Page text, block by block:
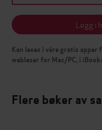
Legg i
Kan leses i våre gratis
webleser for Mac/PC, i
Flere bøker av